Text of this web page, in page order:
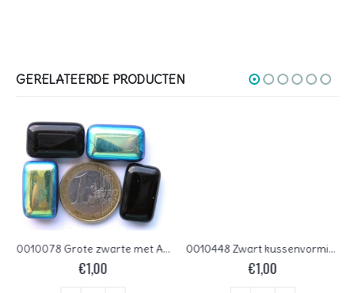
GERELATEERDE PRODUCTEN
0010078 Grote zwarte met AB aan één kant
€1,00
0010448 Zwart kussenvormig facet
€1,00